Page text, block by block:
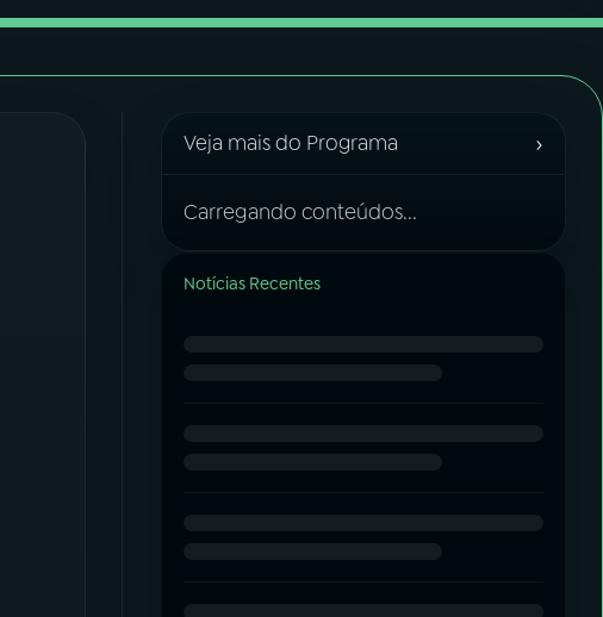
Veja mais do Programa ›
Carregando conteúdos...
Notícias Recentes